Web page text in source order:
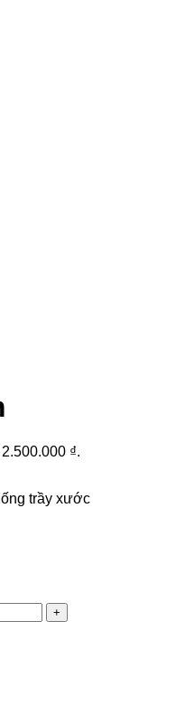
₫.
trầy xước